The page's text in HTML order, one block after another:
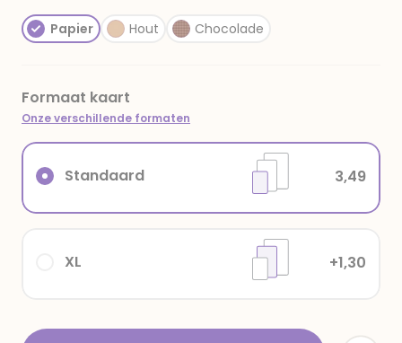
Papier Hout Chocolade
Formaat kaart
Onze verschillende formaten
XL +1,30
Standaard 3,49